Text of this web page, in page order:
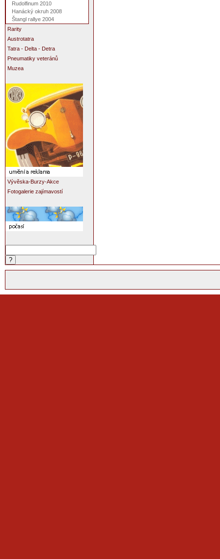
Rudolfinum 2010
Hanácký okruh 2008
Štangl rallye 2004
Rarity
Austrotatra
Tatra - Delta - Detra
Pneumatiky veteránů
Muzea
Vývěska-Burzy-Akce
Fotogalerie zajímavostí